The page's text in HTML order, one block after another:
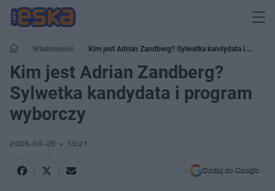
Wiadomości
Kim jest Adrian Zandberg? Sylwetka kandydata i
program wyborczy
Kim jest Adrian Zandberg?
Sylwetka kandydata i program
wyborczy
2025-04-25 13:21
Dodaj do Google